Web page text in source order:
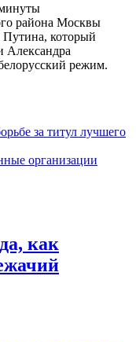
района Москвы
Путина, который
Александра
режим.
за титул лучшего
организации
как